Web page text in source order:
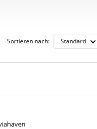
Sortieren nach: